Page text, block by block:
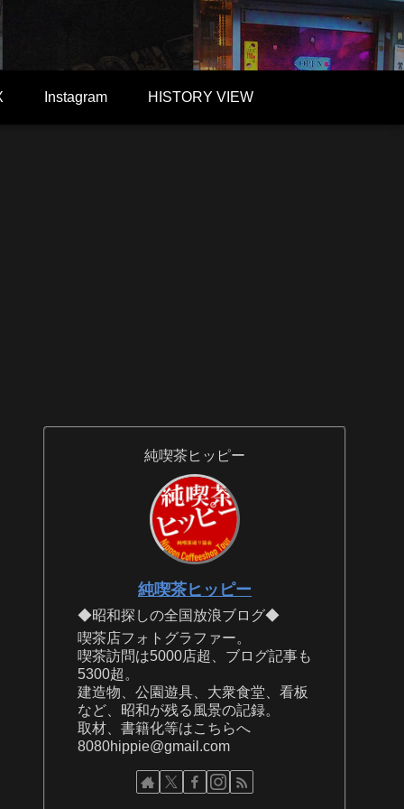
Instagram HISTORY VIEW
純喫茶ヒッピー
純喫茶ヒッピー
◆昭和探しの全国放浪ブログ◆
喫茶店フォトグラファー。
喫茶訪問は5000店超、ブログ記事も
5300超。
建造物、公園遊具、大衆食堂、看板
など、昭和が残る風景の記録。
取材、書籍化等はこちらへ
8080hippie@gmail.com